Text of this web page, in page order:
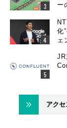
ー
化
ェ
JR
アク